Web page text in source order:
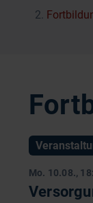
Mo. 10.08.,